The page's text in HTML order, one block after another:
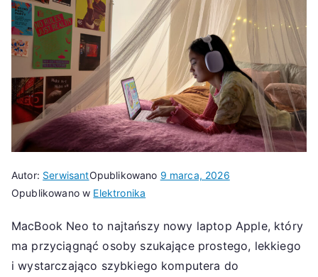
Autor: SerwisantOpublikowano 9 marca, 2026
Opublikowano w Elektronika
MacBook Neo to najtańszy nowy laptop Apple, który
ma przyciągnąć osoby szukające prostego, lekkiego
i wystarczająco szybkiego komputera do